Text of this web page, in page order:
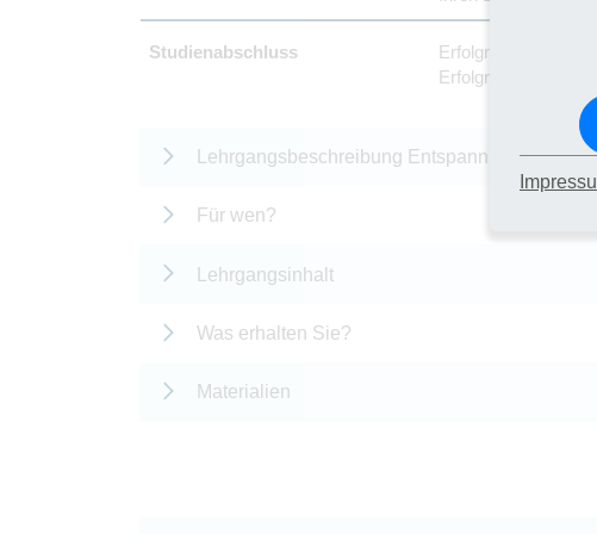
Studienabschluss
Erfolgreiche
Erfolgreiche
Lehrgangsbeschreibung
Für wen?
Lehrgangsinhalt
Was erhalten Sie?
Materialien